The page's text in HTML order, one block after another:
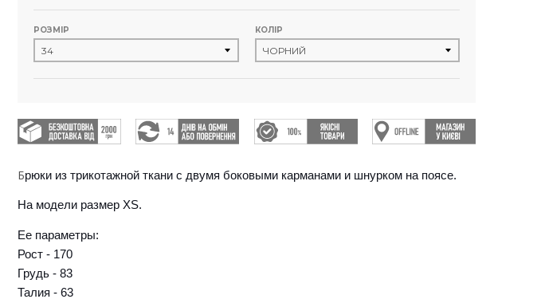
РОЗМІР КОЛІР
Брюки из трикотажной ткани с двумя боковыми карманами и шнурком на поясе.
На модели размер XS.
Ее параметры:
Рост - 170
Грудь - 83
Талия - 63